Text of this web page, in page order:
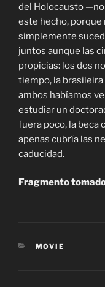
del Holocausto
este hecho,
simplemente
juntos aunque las
propicias: los dos
tiempo, la brasileira
ambos habíamos
estudiar un
fuera poco, la beca
apenas cubría las
caducidad.
Fragmento
CATEGORIES
MOVIE